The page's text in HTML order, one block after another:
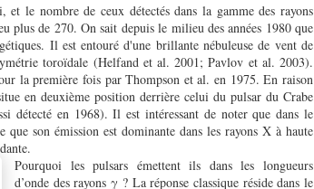
le nombre de ceux détectés dans la gamme des rayons
plus de 270. On sait depuis le milieu des années 1980 que
Il est entouré d'une brillante nébuleuse de vent de
toroïdale (Helfand et al. 2001; Pavlov et al. 2003).
la première fois par Thompson et al. en 1975. En raison
en deuxième position derrière celui du pulsar du Crabe
en 1968). Il est intéressant de noter que dans le
son émission est dominante dans les rayons X à haute
Pourquoi les pulsars émettent ils dans les longueurs
d’onde des rayons γ ? La réponse classique réside dans le